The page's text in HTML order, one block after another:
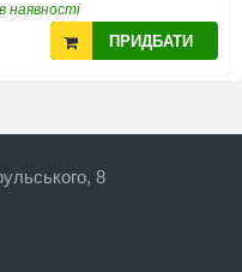
наявності
ПРИДБАТИ
8